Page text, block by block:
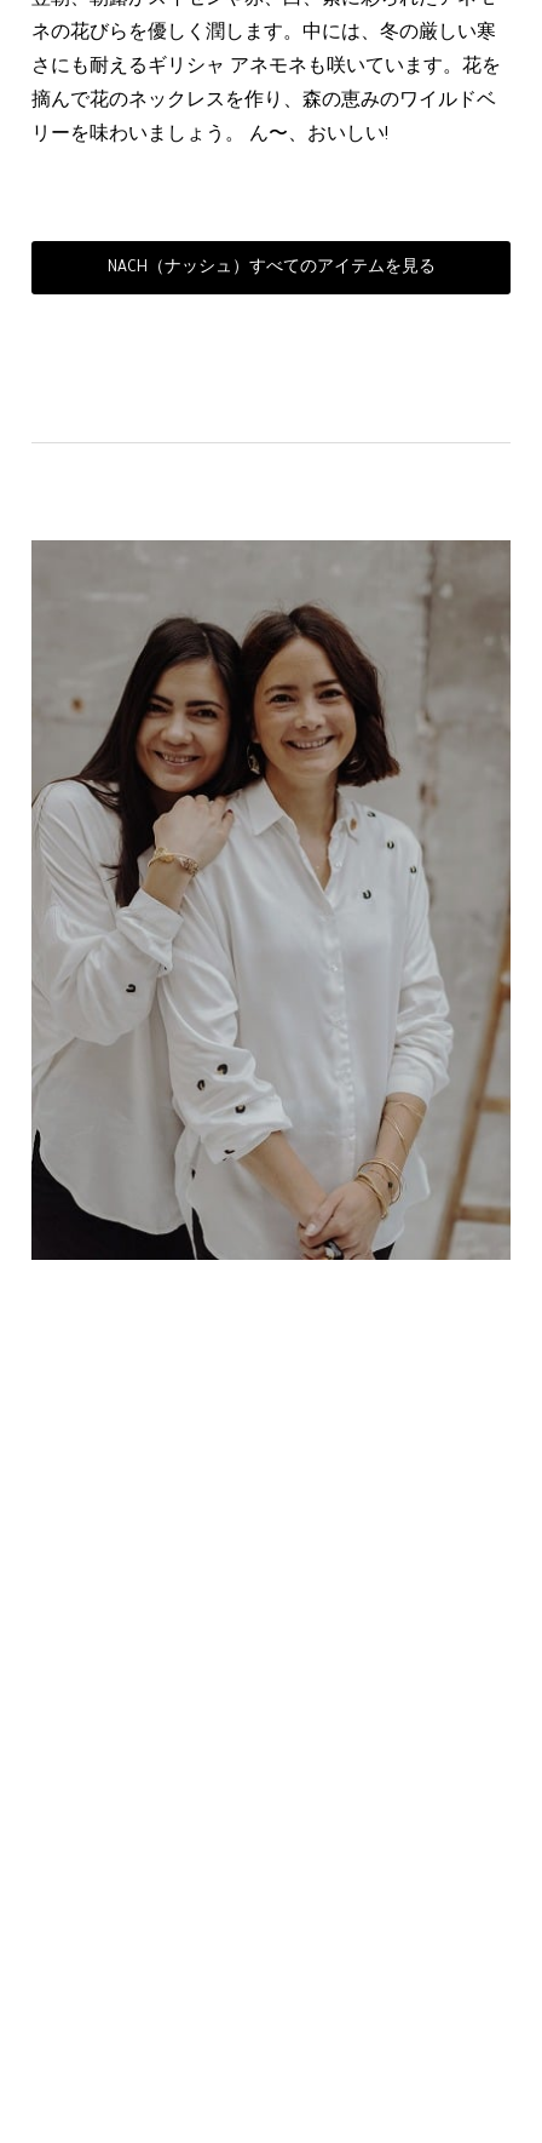
ネの花びらを優しく潤します。中には、冬の厳しい寒
さにも耐えるギリシャ アネモネも咲いています。花を
摘んで花のネックレスを作り、森の恵みのワイルドベ
リーを味わいましょう。 ん〜、おいしい!
NACH（ナッシュ）すべてのアイテムを見る